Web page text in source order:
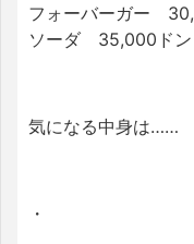
フォーバーガー
ソーダ 35,000ドン
気になる中身は……
・